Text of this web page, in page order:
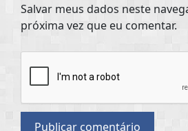
Salvar meus dados neste
próxima vez que eu comentar.